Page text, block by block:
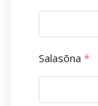
Salasõna *